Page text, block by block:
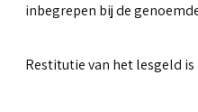
inbegrepen bij de
Restitutie van het lesgeld